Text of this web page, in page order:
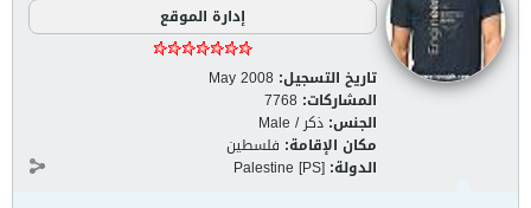
إدارة الموقع
تاريخ التسجيل: May 2008
المشاركات: 7768
الجنس: ذكر / Male
مكان الإقامة: فلسطين
الدولة: Palestine [PS]